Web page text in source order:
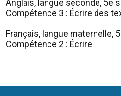
Anglais, langue seconde, 5e
Compétence 3 : Écrire des
Français, langue maternelle,
Compétence 2 : Écrire